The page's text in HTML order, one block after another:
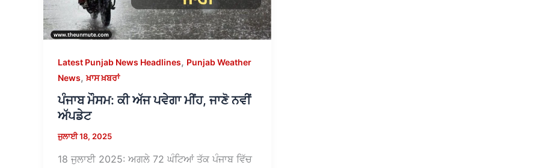
Latest Punjab News Headlines, Punjab Weather
News,ਖ਼ਾਸ ਖ਼ਬਰਾਂ
ਪੰਜਾਬ ਮੌਸਮ: ਕੀ ਅੱਜ ਪਵੇਗਾ ਮੀਂਹ, ਜਾਣੋ ਨਵੀਂ
ਅੱਪਡੇਟ
ਜੁਲਾਈ 18, 2025
18 ਜੁਲਾਈ 2025: ਅਗਲੇ 72 ਘੰਟਿਆਂ ਤੱਕ ਪੰਜਾਬ ਵਿੱਚ